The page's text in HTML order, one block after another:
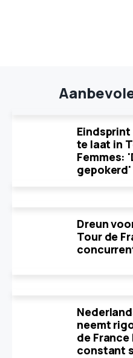
te laat in
Femmes:
gepokerd'
Dreun
Tour de
neemt
de
constant